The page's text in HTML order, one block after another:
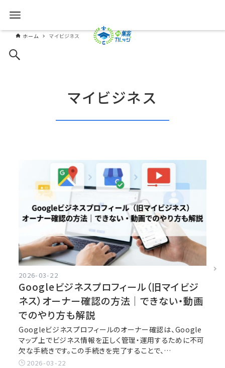
ホーム マイビジネス
マイビジネス
2026-03-22
Googleビジネスプロフィール（旧マイビジ
ネス）オーナー確認の方法｜できない・動画
でのやり方も解説
Googleビジネスプロフィールのオーナー確認は、Google
マップ上でビジネス情報を正しく管理・運用するために不可
欠な手続きです。この手続きを完了することで、…
2026-03-22